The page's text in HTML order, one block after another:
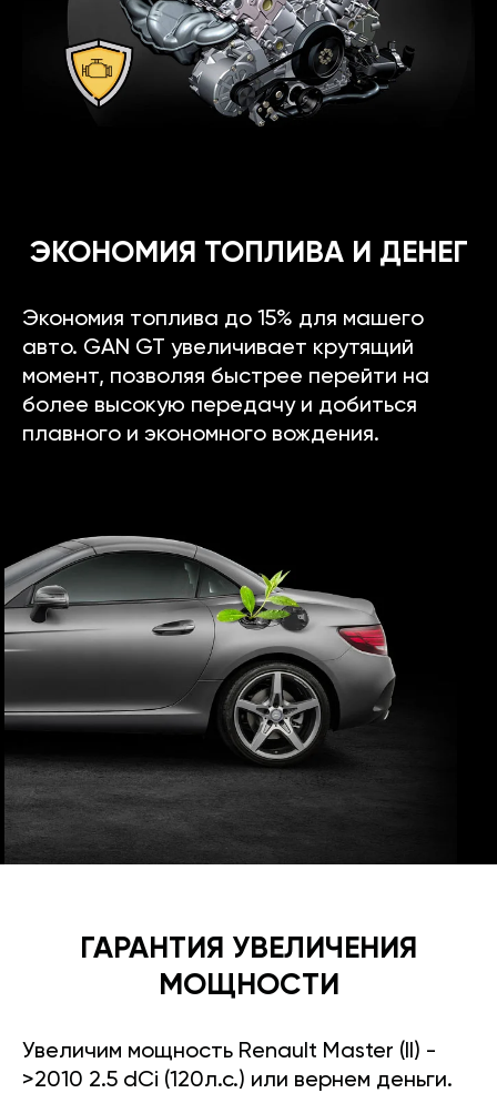
ЭКОНОМИЯ ТОПЛИВА И ДЕНЕГ
Экономия топлива до 15% для машего
авто. GAN GT увеличивает крутящий
момент, позволяя быстрее перейти на
более высокую передачу и добиться
плавного и экономного вождения.
ГАРАНТИЯ УВЕЛИЧЕНИЯ
МОЩНОСТИ
Увеличим мощность Renault Master (II) -
>2010 2.5 dCi (120л.с.) или вернем деньги.